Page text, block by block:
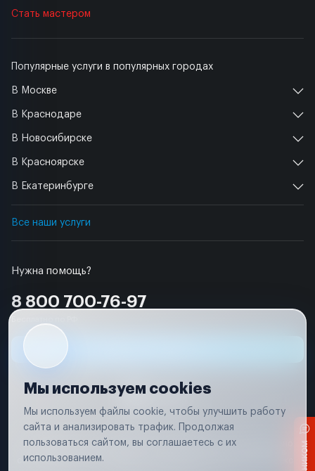
Нужна помощь?
8 800 700-76-97
Популярные услуги в популярных городах
В Москве
В Краснодаре
В Новосибирске
В Красноярске
В Екатеринбурге
Все наши услуги
Стать мастером
Условия использования
Вся информация, представленная на сайте, носит исключительно
соответствии с положениями статьи 437 (п. 2) Гражданского кодекса
Мы используем cookies
Мы используем файлы cookie, чтобы улучшить работу
сайта и анализировать трафик. Продолжая
пользоваться сайтом, вы соглашаетесь с их
использованием.